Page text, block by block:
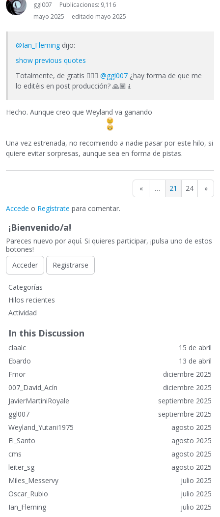
ggl007
Publicaciones: 9,116
mayo 2025
editado mayo 2025
@Ian_Fleming dijo:
show previous quotes
Totalmente, de gratis 🤦🏽‍♂️ @ggl007 ¿hay forma de que me
lo editéis en post producción? 🙏🏽 🧎
Hecho. Aunque creo que Weyland va ganando
Una vez estrenada, no recomiendo a nadie pasar por este hilo, si
quiere evitar sorpresas, aunque sea en forma de pistas.
« … 21 24 »
Accede o Regístrate para comentar.
¡Bienvenido/a!
Pareces nuevo por aquí. Si quieres participar, ¡pulsa uno de estos
botones!
Acceder
Registrarse
E
n
a
c
e
s
r
á
p
d
o
s
Categorías
Hilos recientes
Actividad
In this Discussion
15 de abril
claalc
13 de abril
Ebardo
diciembre 2025
Fmor
diciembre 2025
007_David_Acín
septiembre 2025
JavierMartiniRoyale
septiembre 2025
ggl007
agosto 2025
Weyland_Yutani1975
agosto 2025
El_Santo
agosto 2025
cms
agosto 2025
leiter_sg
julio 2025
Miles_Messervy
julio 2025
Oscar_Rubio
julio 2025
Ian_Fleming